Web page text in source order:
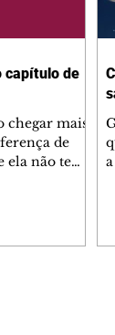
capítulo de
chegar mais
de
não tem